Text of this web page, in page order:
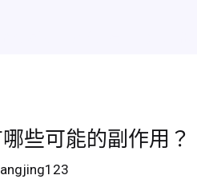
些可能的副作用？